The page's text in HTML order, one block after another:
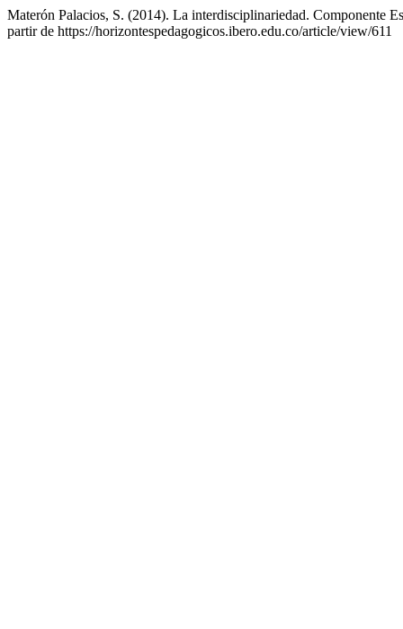
Materón Palacios, S. (2014). La interdisciplinariedad. Componente
partir de https://horizontespedagogicos.ibero.edu.co/article/view/611